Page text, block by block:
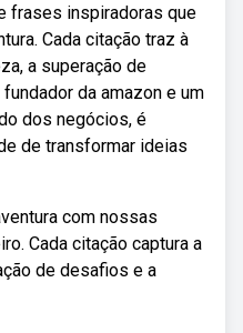
frases inspiradoras que
Cada citação traz à
a superação de
da amazon e um
dos negócios, é
de transformar ideias
com nossas
Cada citação captura a
de desafios e a